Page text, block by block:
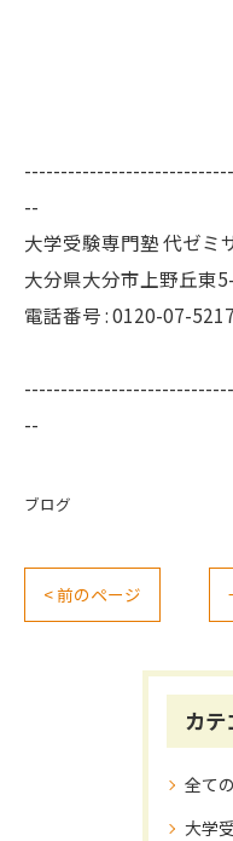
--
大学受験専門塾 代ゼミ
大分県大分市上野丘東
電話番号 : 0120-07-5217
--
ブログ
< 前のページ
カテ
全て
大学